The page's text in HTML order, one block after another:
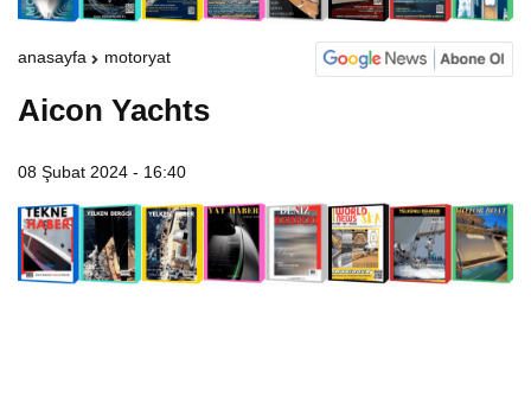
anasayfa motoryat
Aicon Yachts
08 Şubat 2024 - 16:40